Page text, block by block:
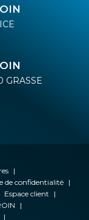
GRASSE
de confidentialité
Espace client